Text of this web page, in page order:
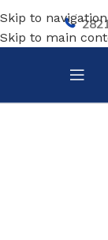
Skip to navigation
Skip to main
Αρχική σελίδα/